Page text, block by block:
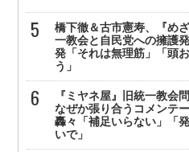
橋下徹＆古市憲寿、『め
一教会と自民党への擁護
発「それは無理筋」「頭
う」
『ミヤネ屋』旧統一教会
なぜか張り合うコメンテ
轟々「補足いらない」「
いで」